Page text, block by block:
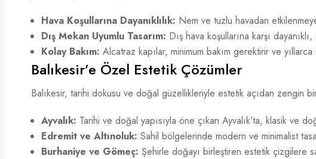
Hava Koşullarına Dayanıklılık: Nem ve tuzlu havadan
Dış Mekan Uyumlu Tasarım: Dış hava koşullarına karşı
Kolay Bakım: Alcatraz kapılar, minimum bakım gerektirir ve
Balıkesir’e Özel Estetik Çözümler
Balıkesir, tarihi dokusu ve doğal güzellikleriyle estetik açıdan zengin
Ayvalık: Tarihi ve doğal yapısıyla öne çıkan Ayvalık’ta, klasik ve
Edremit ve Altınoluk: Sahil bölgelerinde modern ve minimalist
Burhaniye ve Gömeç: Şehirle doğayı birleştiren estetik çizgilere